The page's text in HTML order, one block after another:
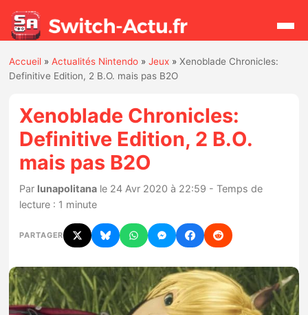
Actualités
Jeux
Hardware
Mises à jour
Chiffres de ventes
Rumeurs
Accueil »Actualités Nintendo »Jeux »Xenoblade Chronicles:
Definitive Edition, 2 B.O. mais pas B2O
Xenoblade Chronicles:
Definitive Edition, 2 B.O.
mais pas B2O
Par lunapolitana le 24 Avr 2020 à 22:59 - Temps de
lecture : 1 minute
PARTAGER